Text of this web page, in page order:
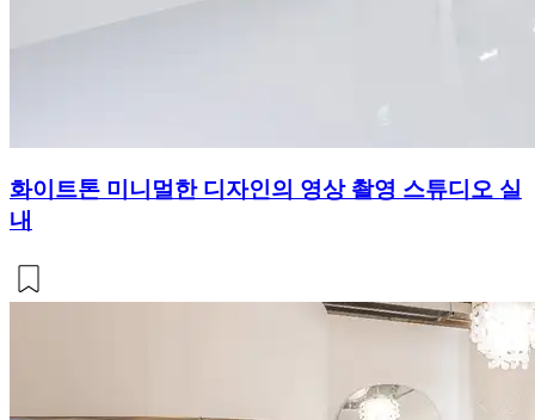
화이트톤 미니멀한 디자인의 영상 촬영 스튜디오 실
내